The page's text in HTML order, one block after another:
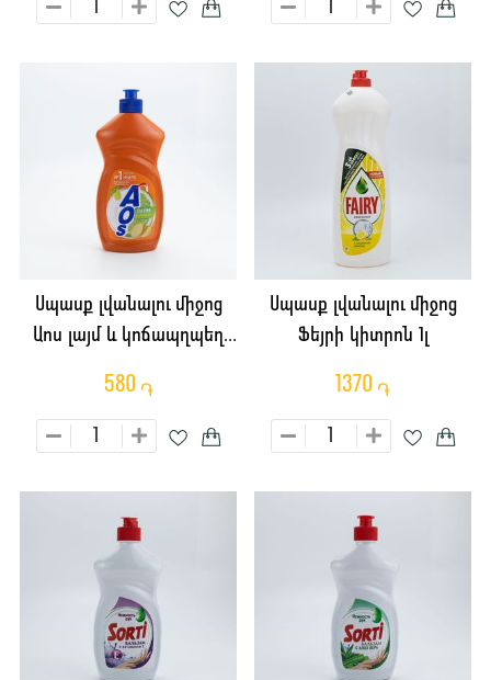
Սպասք լվանալու միջոց
Աոս լայմ և կոճապղպեղ
580 ֏
Սպասք լվանալու միջոց
Ֆեյրի կիտրոն 1լ
1370 ֏